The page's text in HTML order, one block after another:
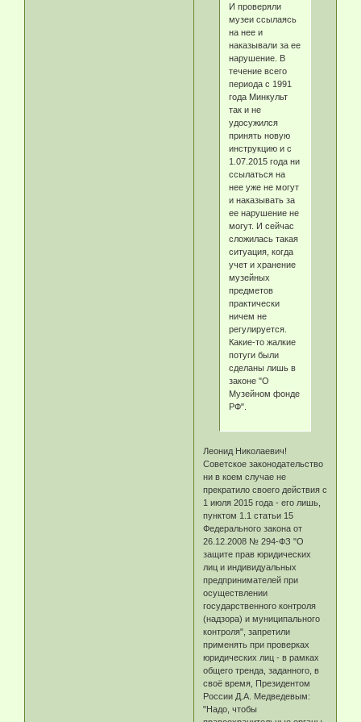
И проверяли
музеи ссылаясь
на нее и
наказывали за ее
нарушение. В
течение всего
периода с 1991
года Минкульт
так и не
удосужился
принять новую
инструкцию и с
1.07.2015 года ни
ссылаться на
нее уже не могут
и наказывать за
ее нарушение не
могут. И сейчас
сложилась такая
ситуация, когда
учет и хранение
музейных
предметов
практически
ничем не
регулируется.
Какие-то жалкие
потуги были
сделаны лишь в
законе "О
Музейном фонде
РФ".
Леонид Николаевич!
Советское законодательство
ни в коем случае не
прекратило своего действия с
1 июля 2015 года - его лишь,
пунктом 1.1 статьи 15
Федерального закона от
26.12.2008 № 294-ФЗ "О
защите прав юридических
лиц и индивидуальных
предпринимателей при
осуществлении
государственного контроля
(надзора) и муниципального
контроля", запретили
применять при проверках
юридических лиц - в рамках
общего тренда, заданного, в
своё время, Президентом
России Д.А. Медведевым:
"Надо, чтобы